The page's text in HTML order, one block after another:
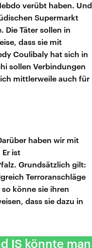
verübt haben. Und
Supermarkt
Die Täter sollen in
dass sie mit
Coulibaly hat sich in
sollen Verbindungen
mittlerweile auch für
haben wir mit
ist
Grundsätzlich gilt:
Terroranschläge
könne sie ihren
dass sie dazu in
IS könnte man